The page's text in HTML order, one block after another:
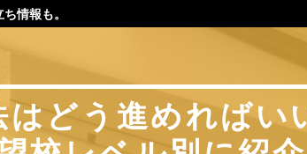
情報も。
どう進めればい